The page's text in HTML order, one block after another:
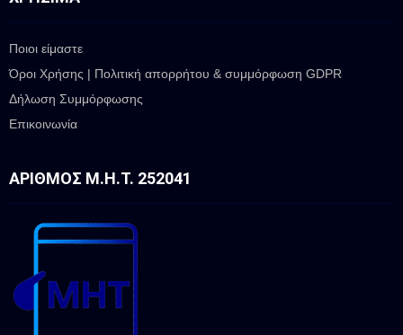
Ποιοι είμαστε
Όροι Χρήσης | Πολιτική απορρήτου & συμμόρφωση GDPR
Δήλωση Συμμόρφωσης
Επικοινωνία
ΑΡΙΘΜΌΣ Μ.Η.Τ. 252041